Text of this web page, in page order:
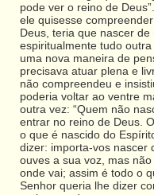
pode ver o reino de
ele quisesse
Deus, teria que nascer
espiritualmente tudo
uma nova maneira de
precisava atuar plena e
não compreendeu e
poderia voltar ao ventre
outra vez: “Quem não
entrar no reino de Deus.
o que é nascido do
dizer: importa-vos nascer
ouves a sua voz, mas
onde vai; assim é todo o
Senhor queria lhe dizer